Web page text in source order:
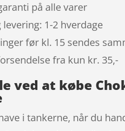
på alle varer
1-2 hverdage
før kl. 15 sendes
fra kun kr. 35,-
ved at købe
i tankerne, når du